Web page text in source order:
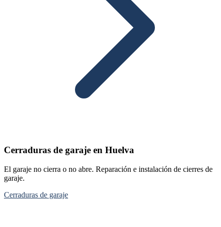
Cerraduras de garaje en Huelva
El garaje no cierra o no abre. Reparación e instalación de cierres de
garaje.
Cerraduras de garaje